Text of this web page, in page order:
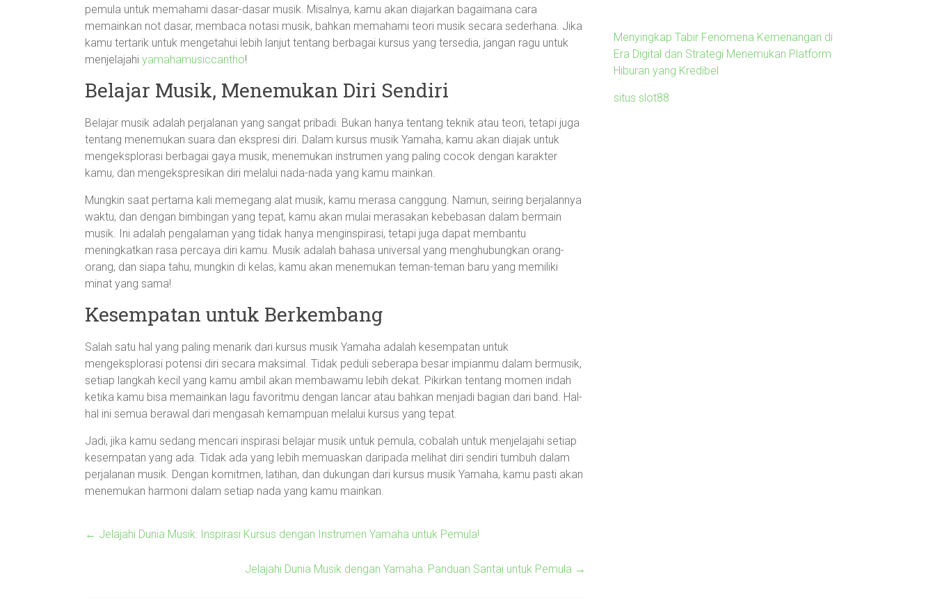
pemula untuk memahami dasar-dasar musik. Misalnya, kamu akan diajarkan bagaimana cara
memainkan not dasar, membaca notasi musik, bahkan memahami teori musik secara sederhana. Jika
kamu tertarik untuk mengetahui lebih lanjut tentang berbagai kursus yang tersedia, jangan ragu untuk
menjelajahi yamahamusiccantho!
Belajar Musik, Menemukan Diri Sendiri
Belajar musik adalah perjalanan yang sangat pribadi. Bukan hanya tentang teknik atau teori, tetapi juga
tentang menemukan suara dan ekspresi diri. Dalam kursus musik Yamaha, kamu akan diajak untuk
mengeksplorasi berbagai gaya musik, menemukan instrumen yang paling cocok dengan karakter
kamu, dan mengekspresikan diri melalui nada-nada yang kamu mainkan.
Mungkin saat pertama kali memegang alat musik, kamu merasa canggung. Namun, seiring berjalannya
waktu, dan dengan bimbingan yang tepat, kamu akan mulai merasakan kebebasan dalam bermain
musik. Ini adalah pengalaman yang tidak hanya menginspirasi, tetapi juga dapat membantu
meningkatkan rasa percaya diri kamu. Musik adalah bahasa universal yang menghubungkan orang-
orang, dan siapa tahu, mungkin di kelas, kamu akan menemukan teman-teman baru yang memiliki
minat yang sama!
Kesempatan untuk Berkembang
Salah satu hal yang paling menarik dari kursus musik Yamaha adalah kesempatan untuk
mengeksplorasi potensi diri secara maksimal. Tidak peduli seberapa besar impianmu dalam bermusik,
setiap langkah kecil yang kamu ambil akan membawamu lebih dekat. Pikirkan tentang momen indah
ketika kamu bisa memainkan lagu favoritmu dengan lancar atau bahkan menjadi bagian dari band. Hal-
hal ini semua berawal dari mengasah kemampuan melalui kursus yang tepat.
Jadi, jika kamu sedang mencari inspirasi belajar musik untuk pemula, cobalah untuk menjelajahi setiap
kesempatan yang ada. Tidak ada yang lebih memuaskan daripada melihat diri sendiri tumbuh dalam
perjalanan musik. Dengan komitmen, latihan, dan dukungan dari kursus musik Yamaha, kamu pasti akan
menemukan harmoni dalam setiap nada yang kamu mainkan.
← Jelajahi Dunia Musik: Inspirasi Kursus dengan Instrumen Yamaha untuk Pemula!
Jelajahi Dunia Musik dengan Yamaha: Panduan Santai untuk Pemula →
Menyingkap Tabir Fenomena Kemenangan di
Era Digital dan Strategi Menemukan Platform
Hiburan yang Kredibel
situs slot88